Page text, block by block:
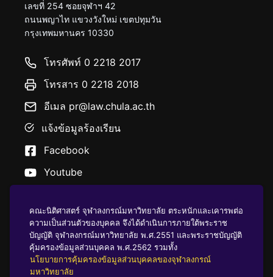
เลขที่ 254 ซอยจุฬาฯ 42
ถนนพญาไท แขวงวังใหม่ เขตปทุมวัน
กรุงเทพมหานคร 10330
โทรศัพท์ 0 2218 2017
โทรสาร 0 2218 2018
อีเมล pr@law.chula.ac.th
แจ้งข้อมูลร้องเรียน
Facebook
Youtube
นโยบายคุ้มครองข้อมูลส่วนบุคคล
คณะนิติศาสตร์ จุฬาลงกรณ์มหาวิทยาลัย ตระหนักและเคารพต่อ
ความเป็นส่วนตัวของบุคคล จึงได้ดำเนินการภายใต้พระราช
บัญญัติ จุฬาลงกรณ์มหาวิทยาลัย พ.ศ.2551 และพระราชบัญญัติ
คุ้มครองข้อมูลส่วนบุคคล พ.ศ.2562 รวมทั้ง
นโยบายการคุ้มครองข้อมูลส่วนบุคคลของจุฬาลงกรณ์
มหาวิทยาลัย